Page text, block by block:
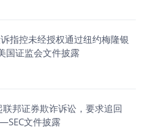
指控未经授权通过纽约梅隆银
国证监会文件披露
邦证券欺诈诉讼，要求追回
文件披露